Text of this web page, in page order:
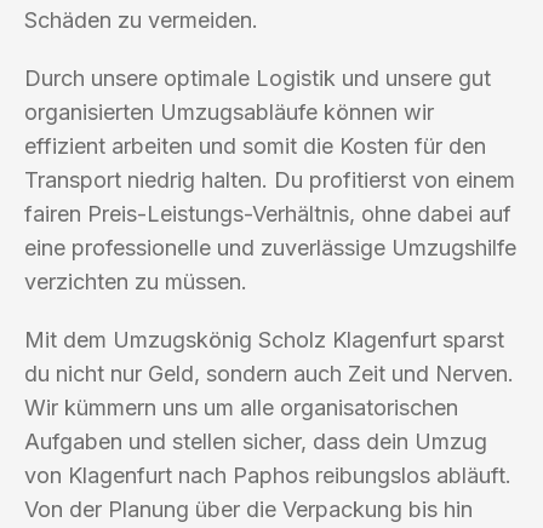
Schäden zu vermeiden.
Durch unsere optimale Logistik und unsere gut
organisierten Umzugsabläufe können wir
effizient arbeiten und somit die Kosten für den
Transport niedrig halten. Du profitierst von einem
fairen Preis-Leistungs-Verhältnis, ohne dabei auf
eine professionelle und zuverlässige Umzugshilfe
verzichten zu müssen.
Mit dem Umzugskönig Scholz Klagenfurt sparst
du nicht nur Geld, sondern auch Zeit und Nerven.
Wir kümmern uns um alle organisatorischen
Aufgaben und stellen sicher, dass dein Umzug
von Klagenfurt nach Paphos reibungslos abläuft.
Von der Planung über die Verpackung bis hin